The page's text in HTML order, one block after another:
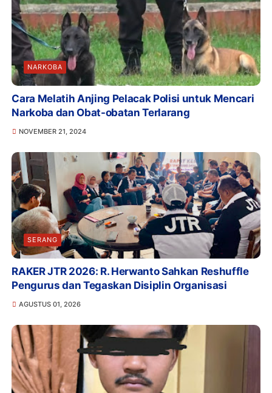
NARKOBA
Cara Melatih Anjing Pelacak Polisi untuk Mencari
Narkoba dan Obat-obatan Terlarang
NOVEMBER 21, 2024
SERANG
RAKER JTR 2026: R. Herwanto Sahkan Reshuffle
Pengurus dan Tegaskan Disiplin Organisasi
AGUSTUS 01, 2026